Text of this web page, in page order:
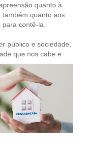
quanto à
também quanto aos
para contê-la.
público e sociedade,
que nos cabe e